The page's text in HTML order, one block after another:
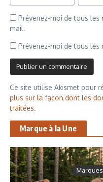
Prévenez-moi de tous les
mail.
Prévenez-moi de tous les
Ce site utilise Akismet pour
plus sur la façon dont les
traitées.
Marque à la Une